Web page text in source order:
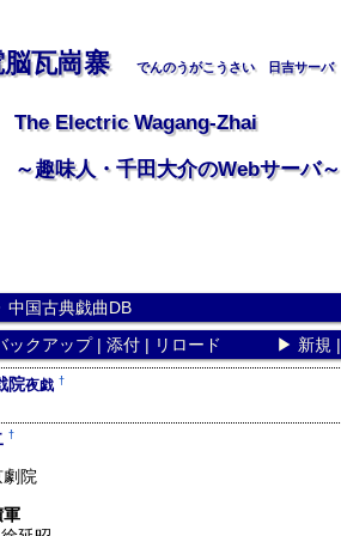
脳瓦崗寨 でんのうがこうさい 日吉サーバ
The Electric Wagang-Zhai
～趣味人・千田大介のWebサーバ～
中国古典戯曲DB
ックアップ| 添付| リロード ▶ 新規 |
院夜戯 †
†
院
軍